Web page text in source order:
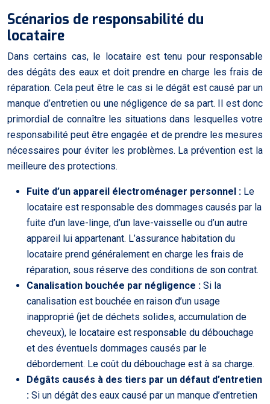
Scénarios de responsabilité du
locataire
Dans certains cas, le locataire est tenu pour responsable
des dégâts des eaux et doit prendre en charge les frais de
réparation. Cela peut être le cas si le dégât est causé par un
manque d’entretien ou une négligence de sa part. Il est donc
primordial de connaître les situations dans lesquelles votre
responsabilité peut être engagée et de prendre les mesures
nécessaires pour éviter les problèmes. La prévention est la
meilleure des protections.
Fuite d’un appareil électroménager personnel : Le
locataire est responsable des dommages causés par la
fuite d’un lave-linge, d’un lave-vaisselle ou d’un autre
appareil lui appartenant. L’assurance habitation du
locataire prend généralement en charge les frais de
réparation, sous réserve des conditions de son contrat.
Canalisation bouchée par négligence : Si la
canalisation est bouchée en raison d’un usage
inapproprié (jet de déchets solides, accumulation de
cheveux), le locataire est responsable du débouchage
et des éventuels dommages causés par le
débordement. Le coût du débouchage est à sa charge.
Dégâts causés à des tiers par un défaut d’entretien
: Si un dégât des eaux causé par un manque d’entretien